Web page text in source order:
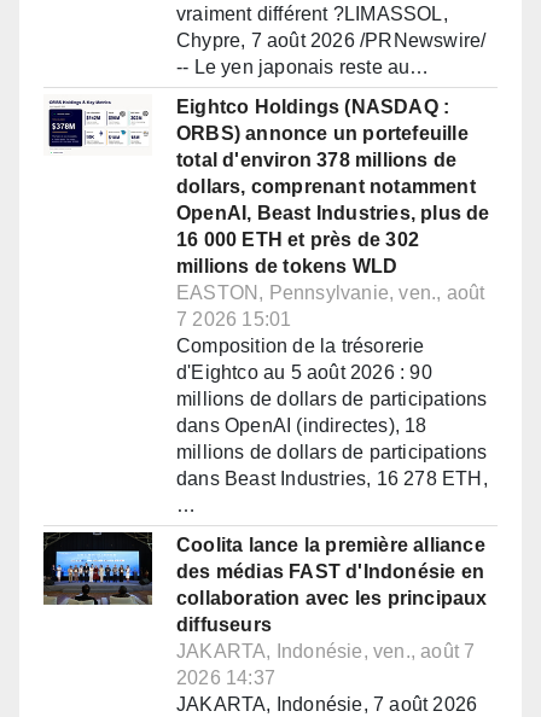
vraiment différent ?LIMASSOL,
Chypre, 7 août 2026 /PRNewswire/
-- Le yen japonais reste au…
Eightco Holdings (NASDAQ :
ORBS) annonce un portefeuille
total d'environ 378 millions de
dollars, comprenant notamment
OpenAI, Beast Industries, plus de
16 000 ETH et près de 302
millions de tokens WLD
EASTON, Pennsylvanie, ven., août
7 2026 15:01
Composition de la trésorerie
d'Eightco au 5 août 2026 : 90
millions de dollars de participations
dans OpenAI (indirectes), 18
millions de dollars de participations
dans Beast Industries, 16 278 ETH,
…
Coolita lance la première alliance
des médias FAST d'Indonésie en
collaboration avec les principaux
diffuseurs
JAKARTA, Indonésie, ven., août 7
2026 14:37
JAKARTA, Indonésie, 7 août 2026